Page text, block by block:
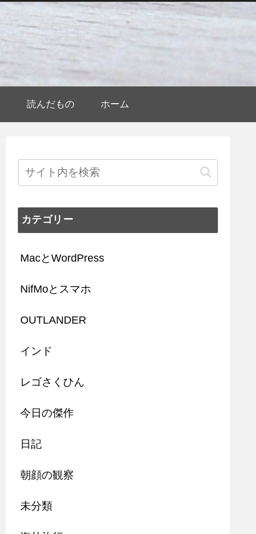
読んだもの ホーム
カテゴリー
MacとWordPress
NifMoとスマホ
OUTLANDER
インド
レゴさくひん
今日の傑作
日記
朝顔の観察
未分類